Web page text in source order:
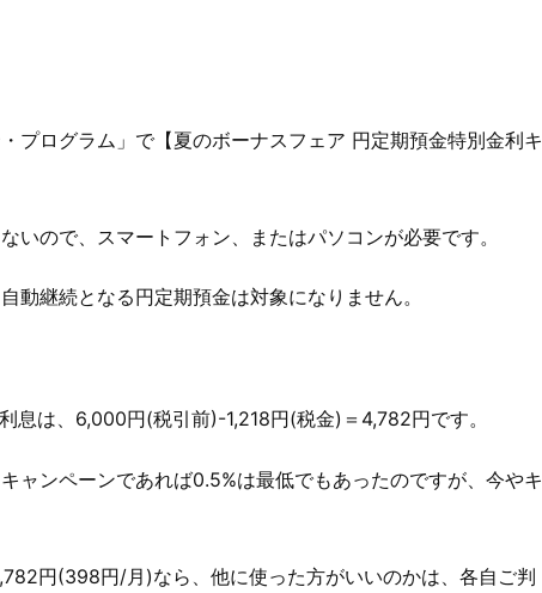
プログラム」で【夏のボーナスフェア 円定期預金特別金利キ
いので、スマートフォン、またはパソコンが必要です。
動継続となる円定期預金は対象になりません。
息は、6,000円(税引前)-1,218円(税金)＝4,782円です。
ャンペーンであれば0.5%は最低でもあったのですが、今やキ
円(398円/月)なら、他に使った方がいいのかは、各自ご判